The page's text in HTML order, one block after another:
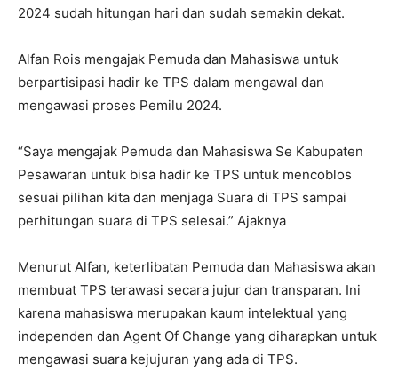
2024 sudah hitungan hari dan sudah semakin dekat.
Alfan Rois mengajak Pemuda dan Mahasiswa untuk
berpartisipasi hadir ke TPS dalam mengawal dan
mengawasi proses Pemilu 2024.
“Saya mengajak Pemuda dan Mahasiswa Se Kabupaten
Pesawaran untuk bisa hadir ke TPS untuk mencoblos
sesuai pilihan kita dan menjaga Suara di TPS sampai
perhitungan suara di TPS selesai.” Ajaknya
Menurut Alfan, keterlibatan Pemuda dan Mahasiswa akan
membuat TPS terawasi secara jujur dan transparan. Ini
karena mahasiswa merupakan kaum intelektual yang
independen dan Agent Of Change yang diharapkan untuk
mengawasi suara kejujuran yang ada di TPS.